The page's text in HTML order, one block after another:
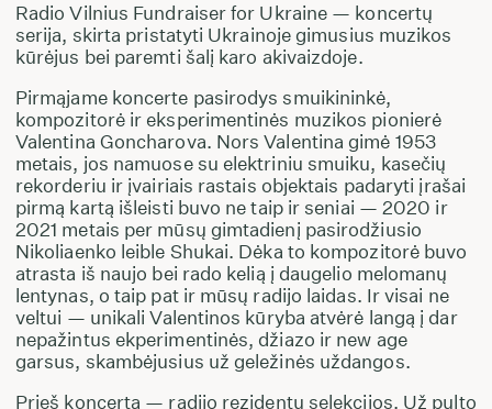
Radio Vilnius Fundraiser for Ukraine — koncertų
serija, skirta pristatyti Ukrainoje gimusius muzikos
kūrėjus bei paremti šalį karo akivaizdoje.
Pirmąjame koncerte pasirodys smuikininkė,
kompozitorė ir eksperimentinės muzikos pionierė
Valentina Goncharova. Nors Valentina gimė 1953
metais, jos namuose su elektriniu smuiku, kasečių
rekorderiu ir įvairiais rastais objektais padaryti įrašai
pirmą kartą išleisti buvo ne taip ir seniai — 2020 ir
2021 metais per mūsų gimtadienį pasirodžiusio
Nikoliaenko leible Shukai. Dėka to kompozitorė buvo
atrasta iš naujo bei rado kelią į daugelio melomanų
lentynas, o taip pat ir mūsų radijo laidas. Ir visai ne
veltui — unikali Valentinos kūryba atvėrė langą į dar
nepažintus ekperimentinės, džiazo ir new age
garsus, skambėjusius už geležinės uždangos.
Prieš koncertą — radijo rezidentų selekcijos. Už pulto